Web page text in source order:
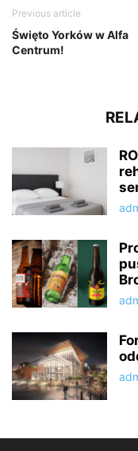
Previous article
Święto Yorków w Alfa
Centrum!